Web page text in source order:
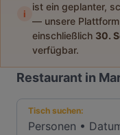
i
ist ein geplanter,
— unsere
einschließlich 30.
verfügbar.
Restaurant in
Tisch suchen:
Personen •